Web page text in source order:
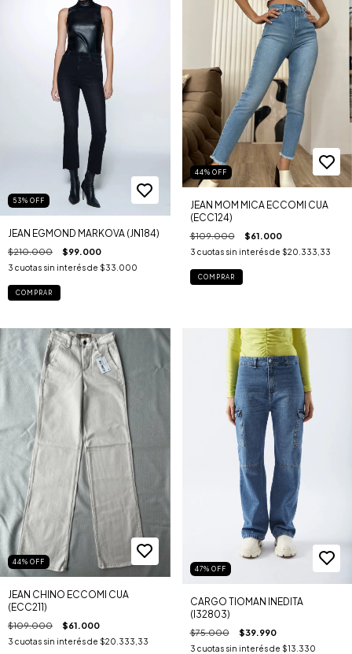
53% OFF
JEAN EGMOND MARKOVA (JN184)
$210.000 $99.000
3 cuotas sin interés de $33.000
COMPRAR
44% OFF
JEAN MOM MICA ECCOMI CUA
(ECC124)
$109.000 $61.000
3 cuotas sin interés de $20.333,33
COMPRAR
44% OFF
JEAN CHINO ECCOMI CUA
(ECC211)
$109.000 $61.000
3 cuotas sin interés de $20.333,33
47% OFF
CARGO TIOMAN INEDITA
(I32803)
$75.000 $39.990
3 cuotas sin interés de $13.330